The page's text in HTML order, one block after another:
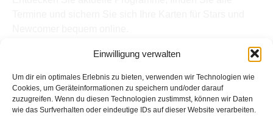
Einwilligung verwalten
Um dir ein optimales Erlebnis zu bieten, verwenden wir Technologien wie
Cookies, um Geräteinformationen zu speichern und/oder darauf
zuzugreifen. Wenn du diesen Technologien zustimmst, können wir Daten
wie das Surfverhalten oder eindeutige IDs auf dieser Website verarbeiten.
Termine
Kabarettisten
Spielorte